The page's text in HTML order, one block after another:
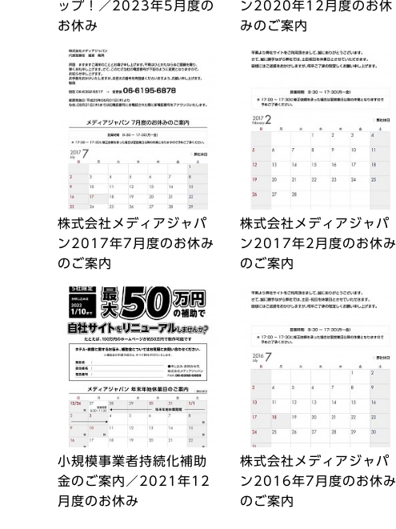
ップ！／2023年5月度の
お休み
ン2020年12月度のお休
みのご案内
株式会社メディアジャパ
ン2017年7月度のお休み
のご案内
株式会社メディアジャパ
ン2017年2月度のお休み
のご案内
小規模事業者持続化補助
金のご案内／2021年12
月度のお休み
株式会社メディアジャパ
ン2016年7月度のお休み
のご案内